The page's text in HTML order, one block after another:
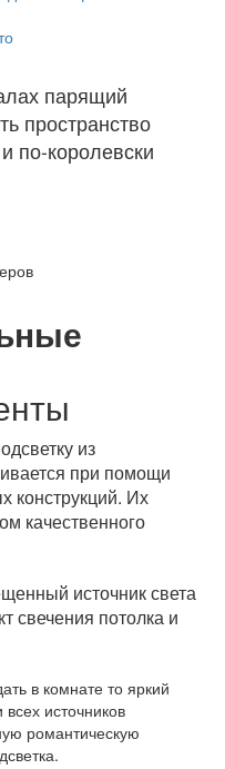
парящий
пространство
по-королевски
из
при помощи
конструкций. Их
качественного
источник света
свечения потолка и
в комнате то яркий
источников
романтическую